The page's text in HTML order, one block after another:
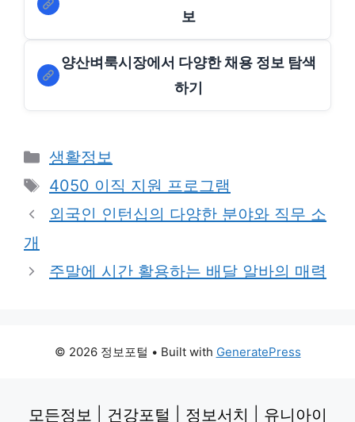
보
양산벼룩시장에서 다양한 채용 정보 탐색
하기
Categories
생활정보
Tags
4050 이직 지원 프로그램
외국인 인턴십의 다양한 분야와 직무 소
개
주말에 시간 활용하는 배달 알바의 매력
© 2026 정보포털 • Built with GeneratePress
모든정보 건강포털 정보서치 유니아이